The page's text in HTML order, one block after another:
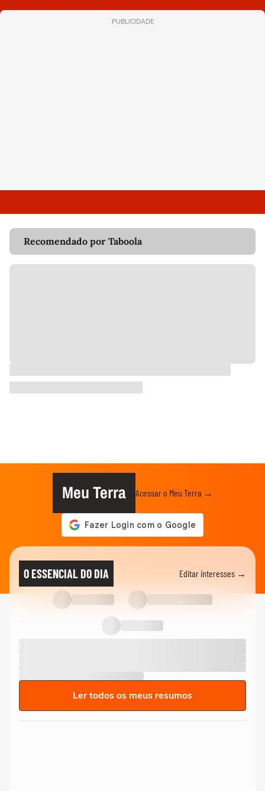
PUBLICIDADE
Recomendado por Taboola
Meu Terra Acessar o Meu Terra →
O ESSENCIAL DO DIA Editar interesses →
Ler todos os meus resumos